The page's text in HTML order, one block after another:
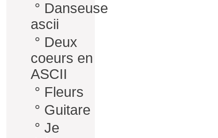
° Danseuse
ascii
° Deux
coeurs en
ASCII
° Fleurs
° Guitare
° Je